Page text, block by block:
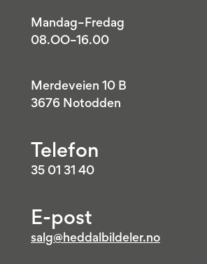
Mandag–Fredag
08.OO–16.00
Merdeveien 10 B
3676 Notodden
Telefon
35 01 31 40
E-post
salg@heddalbildeler.no